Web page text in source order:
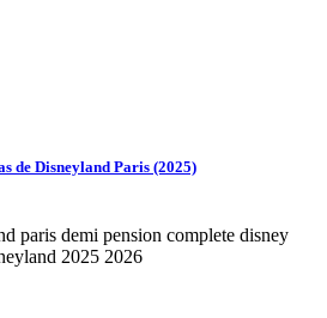
de Disneyland Paris (2025)